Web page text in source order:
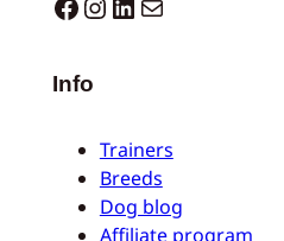
Info
Trainers
Breeds
Dog blog
Affiliate program